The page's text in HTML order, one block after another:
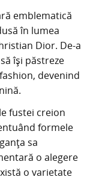
emblematică
în lumea
Dior. De-a
își păstreze
devenind
fustei creion
formele
sa
o alegere
o varietate